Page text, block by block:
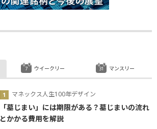
マネックス人生100年デザイン
「墓じまい」には期限がある？墓じまいの流れ
とかかる費用を解説
ウイークリー マンスリー